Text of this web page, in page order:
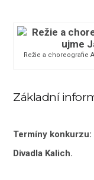
Režie a choreografie
Základní
Termíny
Divadla Kalich.